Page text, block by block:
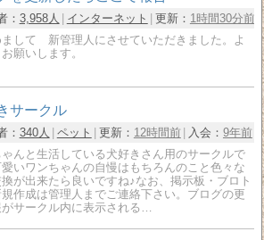
： 3,958人 インターネット 更新： 1時間30分前
まして 新管理人にさせていただきました。よ
願いします。
サークル
： 340人 ペット 更新： 12時間前 入会： 9年前
んと生活している犬好きさん用のサークルで
いワンちゃんの自慢はもちろんのこと色々な
が出来たら良いですね♪なお、掲示板・ブロト
規作成は管理人までご連絡下さい。ブログの更
がサークル内に表示される…